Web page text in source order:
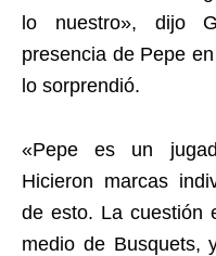
lo nuestro», dijo
presencia de Pepe
lo sorprendió.
«Pepe es un
Hicieron marcas
de esto. La cuestión
medio de Busquets,